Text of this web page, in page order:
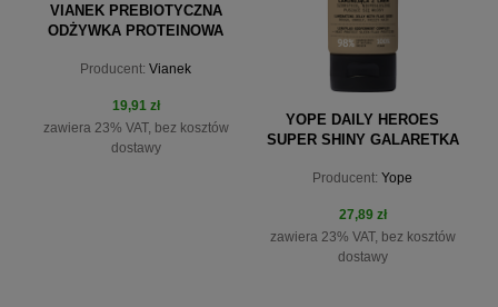
VIANEK PREBIOTYCZNA
ODŻYWKA PROTEINOWA
Producent: Vianek
19,91 zł
zawiera 23% VAT, bez kosztów
dostawy
YOPE DAILY HEROES
SUPER SHINY GALARETKA
WŁOSÓW 140ML
Producent: Yope
27,89 zł
zawiera 23% VAT, bez kosztów
dostawy